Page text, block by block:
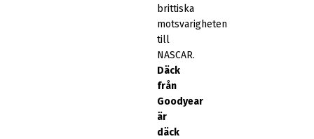
brittiska
motsvarigheten
till
NASCAR.
Däck
från
Goodyear
är
däck